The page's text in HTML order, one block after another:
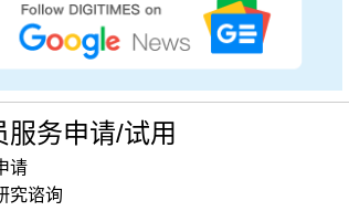
服务申请/试用
请
究谘询